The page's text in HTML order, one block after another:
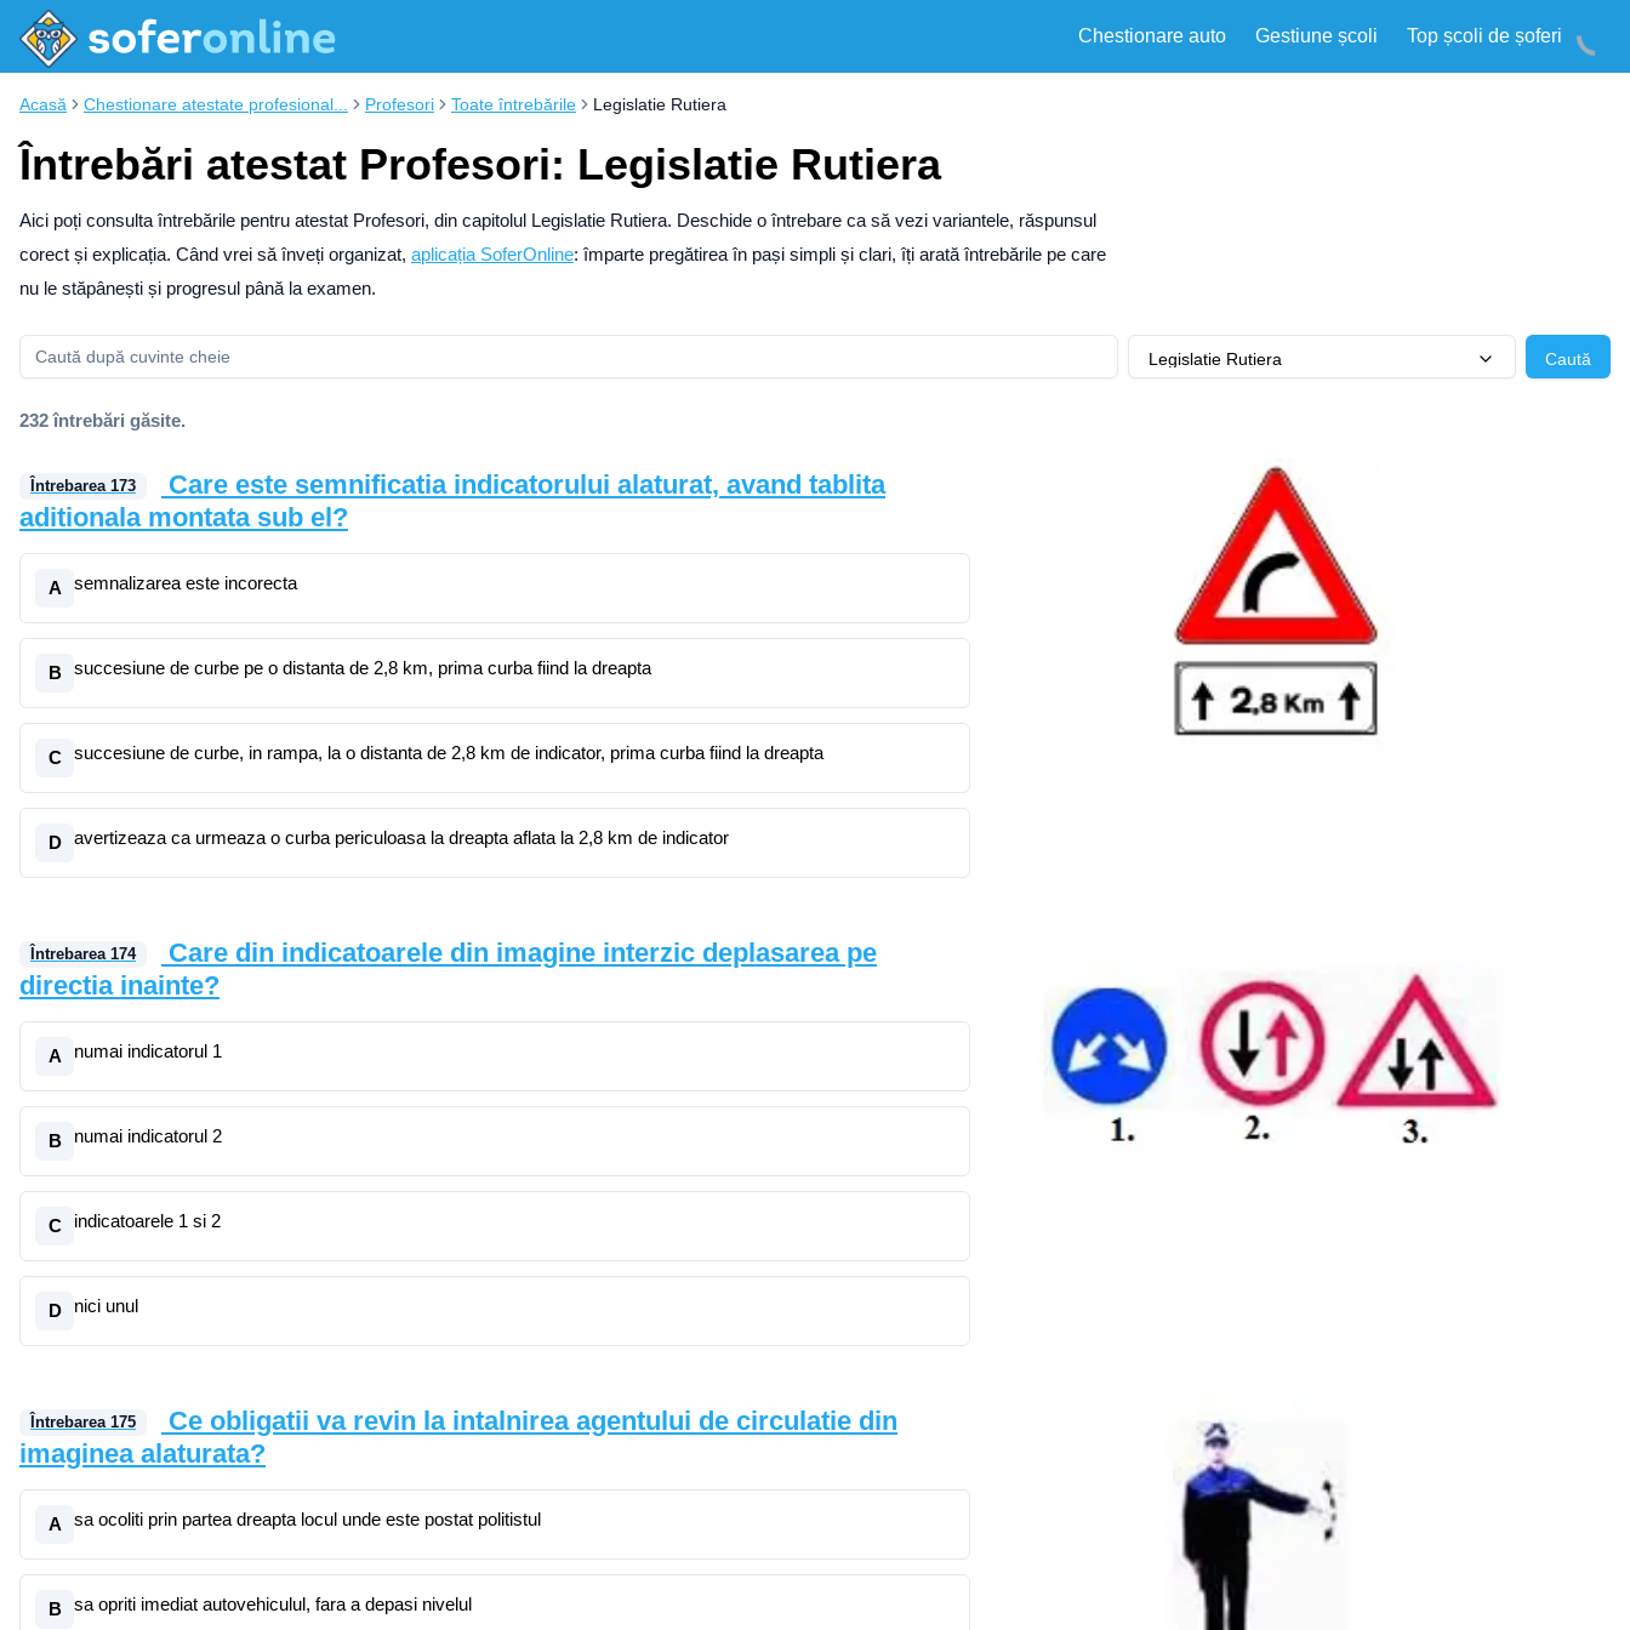
Chestionare auto Gestiune școli Top școli de șoferi
Acasă Chestionare atestate profesional... Profesori Toate întrebările Legislatie Rutiera
Întrebări atestat Profesori: Legislatie Rutiera
Aici poți consulta întrebările pentru atestat Profesori, din capitolul Legislatie Rutiera. Deschide o întrebare ca să vezi variantele, răspunsul
corect și explicația. Când vrei să înveți organizat, aplicația SoferOnline: împarte pregătirea în pași simpli și clari, îți arată întrebările pe care
nu le stăpânești și progresul până la examen.
Legislatie Rutiera Caută
232 întrebări găsite.
Întrebarea 173
Care este semnificatia indicatorului alaturat, avand tablita
aditionala montata sub el?
A semnalizarea este incorecta
B succesiune de curbe pe o distanta de 2,8 km, prima curba fiind la dreapta
C succesiune de curbe, in rampa, la o distanta de 2,8 km de indicator, prima curba fiind la dreapta
D avertizeaza ca urmeaza o curba periculoasa la dreapta aflata la 2,8 km de indicator
Întrebarea 174
Care din indicatoarele din imagine interzic deplasarea pe
directia inainte?
A numai indicatorul 1
B numai indicatorul 2
C indicatoarele 1 si 2
D nici unul
Întrebarea 175
Ce obligatii va revin la intalnirea agentului de circulatie din
imaginea alaturata?
A sa ocoliti prin partea dreapta locul unde este postat politistul
B sa opriti imediat autovehiculul, fara a depasi nivelul